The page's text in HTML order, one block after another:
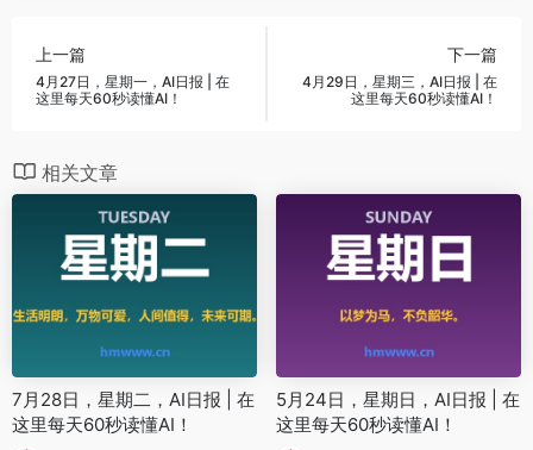
上一篇
4月27日，星期一，AI日报 | 在
这里每天60秒读懂AI！
下一篇
4月29日，星期三，AI日报 | 在
这里每天60秒读懂AI！
相关文章
7月28日，星期二，AI日报 | 在
这里每天60秒读懂AI！
5月24日，星期日，AI日报 | 在
这里每天60秒读懂AI！